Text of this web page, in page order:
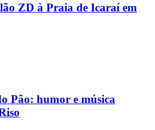
ZD à Praia de Icaraí em
Pão: humor e música